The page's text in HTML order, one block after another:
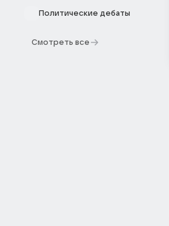
Политические дебаты
Смотреть все